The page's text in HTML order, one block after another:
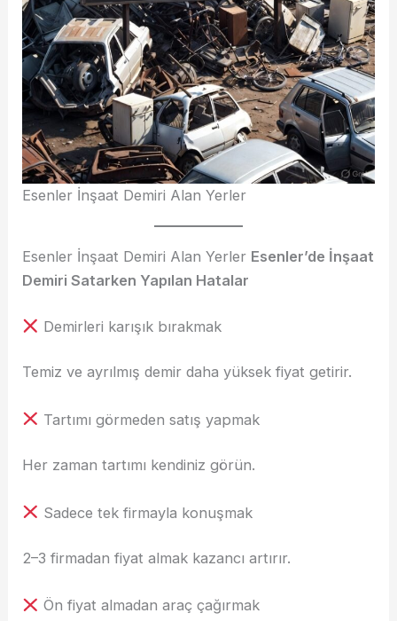
Esenler İnşaat Demiri Alan Yerler
Esenler İnşaat Demiri Alan Yerler Esenler’de İnşaat
Demiri Satarken Yapılan Hatalar
Demirleri karışık bırakmak
Temiz ve ayrılmış demir daha yüksek fiyat getirir.
Tartımı görmeden satış yapmak
Her zaman tartımı kendiniz görün.
Sadece tek firmayla konuşmak
2–3 firmadan fiyat almak kazancı artırır.
Ön fiyat almadan araç çağırmak